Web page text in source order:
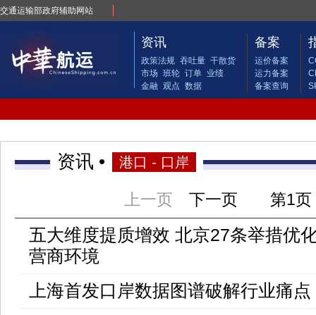
交通运输部政府辅助网站
资讯
政策法规 吞吐量 干散货
市场 班轮 订单 业绩
金融 观点 数据
备案
运价备案
运力备案
备案查询
资讯 • 港口 - 口岸
上一页 下一页 第1
五大维度提质增效 北京27条举措优
营商环境
上海首发口岸数据图谱破解行业痛点